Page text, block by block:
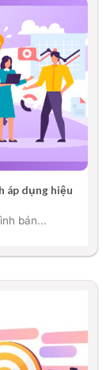
áp dụng hiệu
bán...